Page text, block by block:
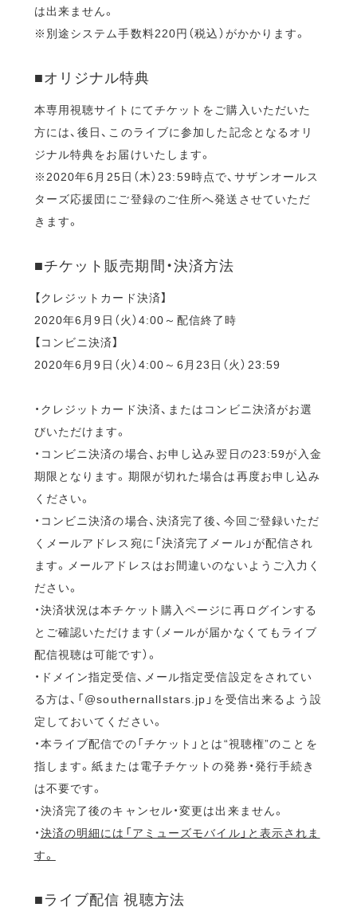
は出来ません。
※別途システム手数料220円（税込）がかかります。
■オリジナル特典
本専用視聴サイトにてチケットをご購入いただいた
方には、後日、このライブに参加した記念となるオリ
ジナル特典をお届けいたします。
※2020年6月25日（木）23:59時点で、サザンオールス
ターズ応援団にご登録のご住所へ発送させていただ
きます。
■チケット販売期間・決済方法
【クレジットカード決済】
2020年6月9日（火）4:00～配信終了時
【コンビニ決済】
2020年6月9日（火）4:00～6月23日（火）23:59
・クレジットカード決済、またはコンビニ決済がお選
びいただけます。
・コンビニ決済の場合、お申し込み翌日の23:59が入金
期限となります。期限が切れた場合は再度お申し込み
ください。
・コンビニ決済の場合、決済完了後、今回ご登録いただ
くメールアドレス宛に「決済完了メール」が配信され
ます。メールアドレスはお間違いのないようご入力く
ださい。
・決済状況は本チケット購入ページに再ログインする
とご確認いただけます（メールが届かなくてもライブ
配信視聴は可能です）。
・ドメイン指定受信、メール指定受信設定をされてい
る方は、「@southernallstars.jp」を受信出来るよう設
定しておいてください。
・本ライブ配信での「チケット」とは“視聴権”のことを
指します。紙または電子チケットの発券・発行手続き
は不要です。
・決済完了後のキャンセル・変更は出来ません。
・決済の明細には「アミューズモバイル」と表示されま
す。
■ライブ配信 視聴方法